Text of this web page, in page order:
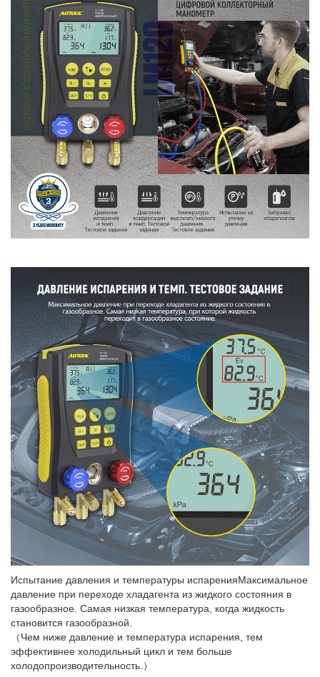
Испытание давления и температуры испаренияМаксимальное
давление при переходе хладагента из жидкого состояния в
газообразное. Самая низкая температура, когда жидкость
становится газообразной.
（Чем ниже давление и температура испарения, тем
эффективнее холодильный цикл и тем больше
холодопроизводительность.）